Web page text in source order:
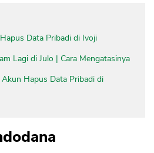
Data Pribadi di Ivoji
Lagi di Julo | Cara Mengatasinya
Hapus Data Pribadi di